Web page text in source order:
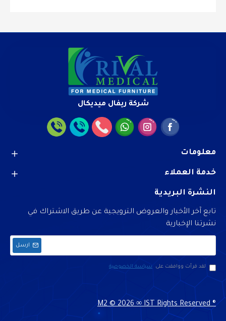
شركة ريفال ميديكال
معلومات
خدمة العملاء
النشرة البريدية
تابع آخر الأخبار والعروض الترويجية عن طريق الاشتراك في
نشرتنا الإخبارية
ارسل
لقد قرأت ووافقت على سياسة الخصوصية
M2 ©2026 ∞ IST Rights Reserved ®